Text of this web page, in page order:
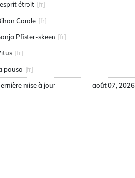
étroit [fr]
Carole [fr]
Pfister-skeen [fr]
[fr]
pausa [fr]
mise à jour août 07, 2026